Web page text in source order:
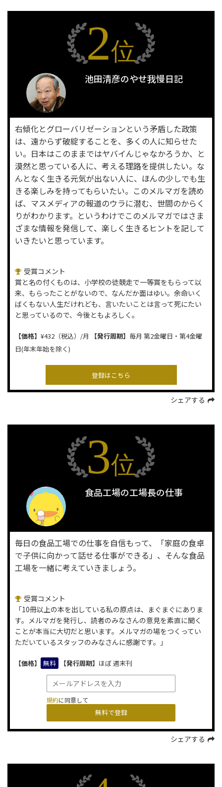
2位
池田清彦のやせ我慢日記
右傾化とグローバリゼーションという矛盾した政策
は、遠からず破綻することを、多くの人に知らせた
い。日本はこのままではヤバイんじゃなかろうか、と
漠然と思っている人に、考える理路を提供したい。な
んとなく生きる元気が出ない人に、ほんの少しでも生
きる楽しみを持ってもらいたい。このメルマガを読め
ば、マスメディアの報道のウラに潜む、世間のからく
りがわかります。というわけでこのメルマガではさま
ざまな情報を発信して、楽しく生きるヒントを記して
いきたいと思っています。
受賞コメント
賞と名の付くものは、小学校の徒競走で一等賞をもらって以
来、もらったことがないので、なんだか面はゆい。余命いく
ばくもない人生だけれども、言いたいことは言って死にたい
と思っているので、今後ともよろしく。
【価格】 ¥432（税込）/月 【発行周期】 毎月 第2金曜日・第4金曜
日(年末年始を除く)
シェアする
3位
食品工場の工場長の仕事
毎日の食品工場での仕事を自信もって、「家庭の食卓
で子供に向かって話せる仕事ができる」、そんな食品
工場を一緒に考えていきましょう。
受賞コメント
「10冊以上の本を出している私の原点は、まぐまぐにありま
す。メルマガを発行し、読者のみなさんの意見を素直に聞く
ことが本当に大切だと思います。メルマガの場をつくってい
ただいているスタッフのみなさんに感謝です。」
【価格】 無料 【発行周期】 ほぼ 週末刊
規約に同意して
シェアする